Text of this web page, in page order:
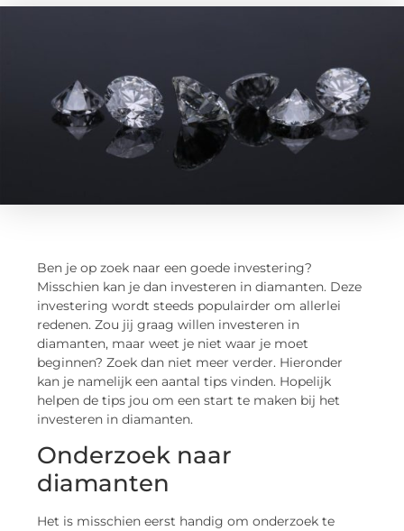
Ben je op zoek naar een goede investering?
Misschien kan je dan investeren in diamanten. Deze
investering wordt steeds populairder om allerlei
redenen. Zou jij graag willen investeren in
diamanten, maar weet je niet waar je moet
beginnen? Zoek dan niet meer verder. Hieronder
kan je namelijk een aantal tips vinden. Hopelijk
helpen de tips jou om een start te maken bij het
investeren in diamanten.
Onderzoek naar
diamanten
Het is misschien eerst handig om onderzoek te